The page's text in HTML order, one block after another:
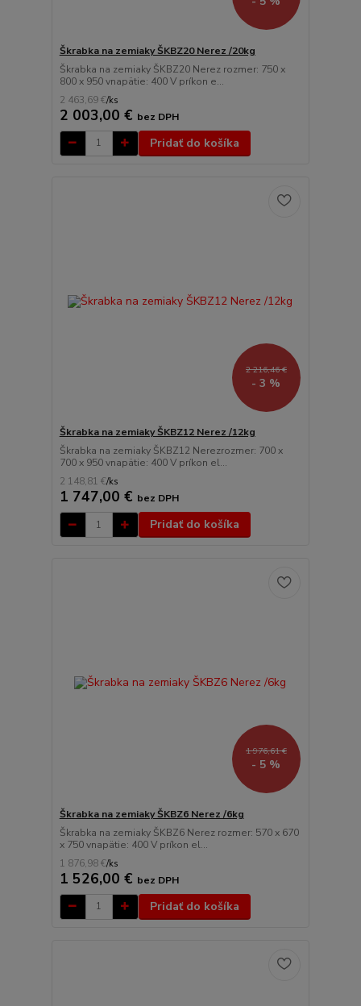
Škrabka na zemiaky ŠKBZ20 Nerez /20kg
Škrabka na zemiaky ŠKBZ20 Nerez rozmer: 750 x
800 x 950 vnapätie: 400 V príkon e...
2 463,69 €/ks
2 003,00 € bez DPH
Pridať do košíka
2 216,46 €
- 3 %
Škrabka na zemiaky ŠKBZ12 Nerez /12kg
Škrabka na zemiaky ŠKBZ12 Nerezrozmer: 700 x
700 x 950 vnapätie: 400 V príkon el...
2 148,81 €/ks
1 747,00 € bez DPH
Pridať do košíka
1 976,61 €
- 5 %
Škrabka na zemiaky ŠKBZ6 Nerez /6kg
Škrabka na zemiaky ŠKBZ6 Nerez rozmer: 570 x 670
x 750 vnapätie: 400 V príkon el...
1 876,98 €/ks
1 526,00 € bez DPH
Pridať do košíka